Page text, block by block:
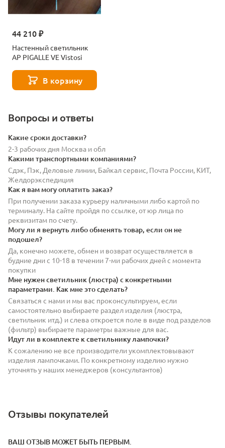
44 210 ₽
Настенный светильник
AP PIGALLE VE Vistosi
В корзину
Вопросы и ответы
Какие сроки доставки?
2-3 рабочих дня Москва и обл
Какими транспортными компаниями?
Сдэк, Пэк, Деловые линии, Байкал сервис, Почта России, КИТ,
Желдорэкспедиция
Как я вам могу оплатить заказ?
При получении заказа курьеру наличными либо картой по
терминалу. На сайте пройдя по ссылке, от юр лица по
реквизитам по счету.
Могу ли я вернуть либо обменять товар, если он не
подошел?
Да, конечно можете, обмен и возврат осуществляется в
будние дни с 10-18 в течении 7-ми рабочих дней с момента
покупки
Мне нужен светильник (люстра) с конкретными
параметрами. Как мне это сделать?
Связаться с нами и мы вас проконсультируем, если
самостоятельно выбираете раздел изделия (люстра,
светильник итд.) и слева откроется поле в виде под разделов
(фильтр) выбираете параметры важные для вас.
Идут ли в комплекте к светильнику лампочки?
К сожалению не все производители укомплектовывают
изделия лампочками. По конкретному изделию нужно
уточнять у наших менеджеров (консультантов)
Отзывы покупателей
ВАШ ОТЗЫВ МОЖЕТ БЫТЬ ПЕРВЫМ.